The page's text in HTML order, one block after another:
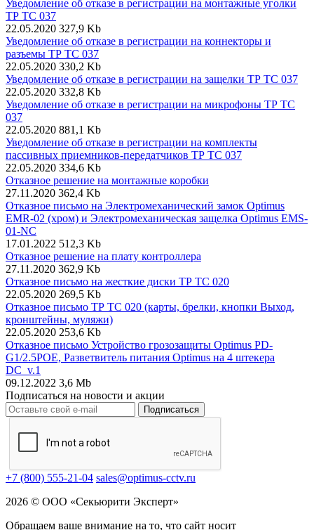
Уведомление об отказе в регистрации на монтажные уголки
ТР ТС 037
22.05.2020 327,9 Kb
Уведомление об отказе в регистрации на коннекторы и
разъемы ТР ТС 037
22.05.2020 330,2 Kb
Уведомление об отказе в регистрации на защелки ТР ТС 037
22.05.2020 332,8 Kb
Уведомление об отказе в регистрации на микрофоны ТР ТС
037
22.05.2020 881,1 Kb
Уведомление об отказе в регистрации на комплекты
пассивных приемников-передатчиков ТР ТС 037
22.05.2020 334,6 Kb
Отказное решение на монтажные коробки
27.11.2020 362,4 Kb
Отказное письмо на Электромеханический замок Optimus
EMR-02 (хром) и Электромеханическая защелка Optimus EMS-
01-NC
17.01.2022 512,3 Kb
Отказное решение на плату контроллера
27.11.2020 362,9 Kb
Отказное письмо на жесткие диски ТР ТС 020
22.05.2020 269,5 Kb
Отказное письмо ТР ТС 020 (карты, брелки, кнопки Выход,
кронштейны, муляжи)
22.05.2020 253,6 Kb
Отказное письмо Устройство грозозащиты Optimus PD-
G1/2.5POE, Разветвитель питания Optimus на 4 штекера
DC_v.1
09.12.2022 3,6 Mb
Подписаться на новости и акции
Подписаться
+7 (800) 555-21-04 sales@optimus-cctv.ru
2026 © ООО «Секьюрити Эксперт»
Обращаем ваше внимание на то, что сайт носит